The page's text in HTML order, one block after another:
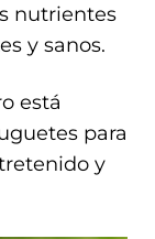
nutrientes
y sanos.
está
para
y